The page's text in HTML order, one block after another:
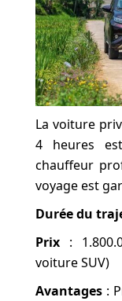
La voiture
4 heures
chauffeur
voyage est
Durée du
Prix :
voiture SUV)
Avantages :